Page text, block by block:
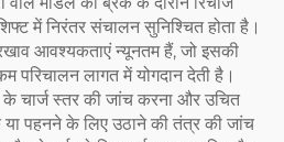
में निरंतर संचालन सुनिश्चित होता है।
आवश्यकताएं न्यूनतम हैं, जो इसकी
परिचालन लागत में योगदान देती है।
के चार्ज स्तर की जांच करना और उचित
पहनने के लिए उठाने की तंत्र की जांच